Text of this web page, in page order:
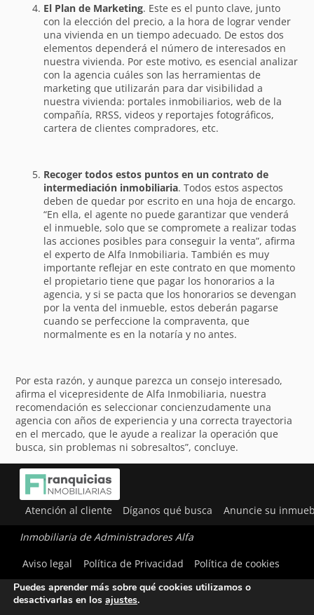
El Plan de Marketing. Este es el punto clave, junto
con la elección del precio, a la hora de lograr vender
una vivienda en un tiempo adecuado. De estos dos
elementos dependerá el número de interesados en
nuestra vivienda. Por este motivo, es esencial analizar
con la agencia cuáles son las herramientas de
marketing que utilizarán para dar visibilidad a
nuestra vivienda: portales inmobiliarios, web de la
compañía, RRSS, videos y reportajes fotográficos,
cartera de clientes compradores, etc.
Recoger todos estos puntos en un contrato de
intermediación inmobiliaria. Todos estos aspectos
deben de quedar por escrito en una hoja de encargo.
“En ella, el agente no puede garantizar que venderá
el inmueble, solo que se compromete a realizar todas
las acciones posibles para conseguir la venta”, afirma
el experto de Alfa Inmobiliaria. También es muy
importante reflejar en este contrato en que momento
el propietario tiene que pagar los honorarios a la
agencia, y si se pacta que los honorarios se devengan
por la venta del inmueble, estos deberán pagarse
cuando se perfeccione la compraventa, que
normalmente es en la notaría y no antes.
Por esta razón, y aunque parezca un consejo interesado,
afirma el vicepresidente de Alfa Inmobiliaria, nuestra
recomendación es seleccionar concienzudamente una
agencia con años de experiencia y una correcta trayectoria
en el mercado, que le ayude a realizar la operación que
busca, sin problemas ni sobresaltos”, concluye.
Atención al cliente Díganos qué busca Anuncie su
Inmobiliaria de Administradores Alfa
Aviso legal
Política de Privacidad Política de cookies
Utilizamos cookies para ofrecerte la mejor experiencia en
Puedes aprender más sobre qué cookies utilizamos o
desactivarlas en los ajustes.